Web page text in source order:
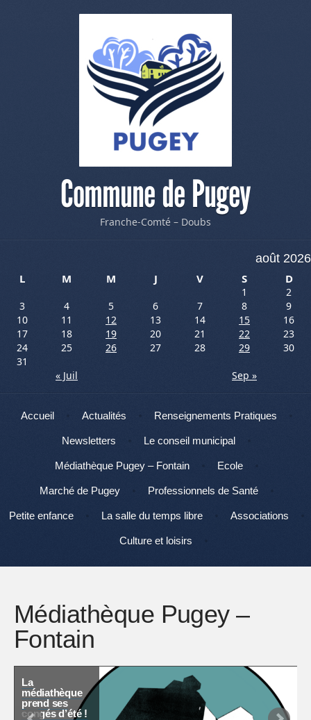
Commune de Pugey
Franche-Comté – Doubs
août 2026
L
M M J V S D
1
2
3
4 5 6 7 8
9
10
11 12 13 14 15
16
17
18 19 20 21 22
23
24
25 26 27 28 29
30
31
« Juil
Sep »
Menu
Aller au contenu
Accueil Actualités Renseignements Pratiques
Newsletters Le conseil municipal
Médiathèque Pugey – Fontain Ecole
Marché de Pugey Professionnels de Santé
Petite enfance La salle du temps libre Associations
Culture et loisirs
Médiathèque Pugey –
Fontain
La
médiathèque
prend ses
congés d’été !